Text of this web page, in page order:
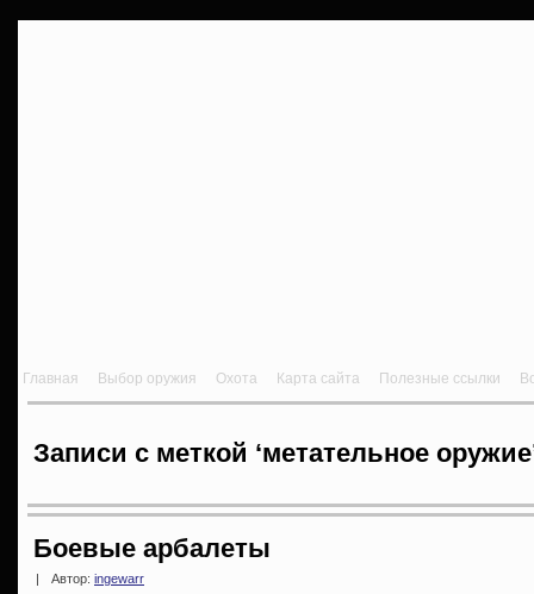
Главная Выбор оружия Охота Карта сайта Полезные ссылки
Записи с меткой ‘метательное
Боевые арбалеты
Автор: ingewarr